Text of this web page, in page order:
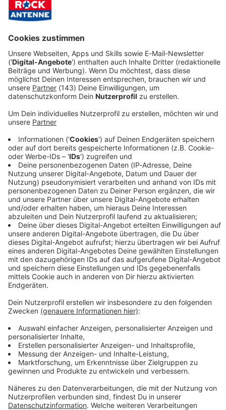
Radio-App für iOS (Apple)
12610 Bewertungen
Radio-App für Android
21484 Bewertungen
Der Super Bowl live im Radio am 09.02. ab 23
Uhr
Und das ist nicht nur für unseren Football-Superfan David
ein echtes Highlight! :-)Am Sonntag, den 09.02. um
23.00 Uhrgehts los, zunächst mit Vorberichterstattung und
abKickoff um 00:30 Uhr
amerikanischem Rocksound. Des Super Bowl an sich ist
schon ein Spektakel - aber dieses Jahr schreiben wir
gemeinsam Radiogeschichte!
Ihr könnt euchvon überall dazuschalten , über unsere
ANTENNE Appoder perSmartSpeakergenauso wie über
klassische Empfangswege . Ob alleine von der Couch oder
teilhaben und zeigt uns auch gerne eure Beiträge für unser
Mega Super Bowl Radio Event!Schickt uns